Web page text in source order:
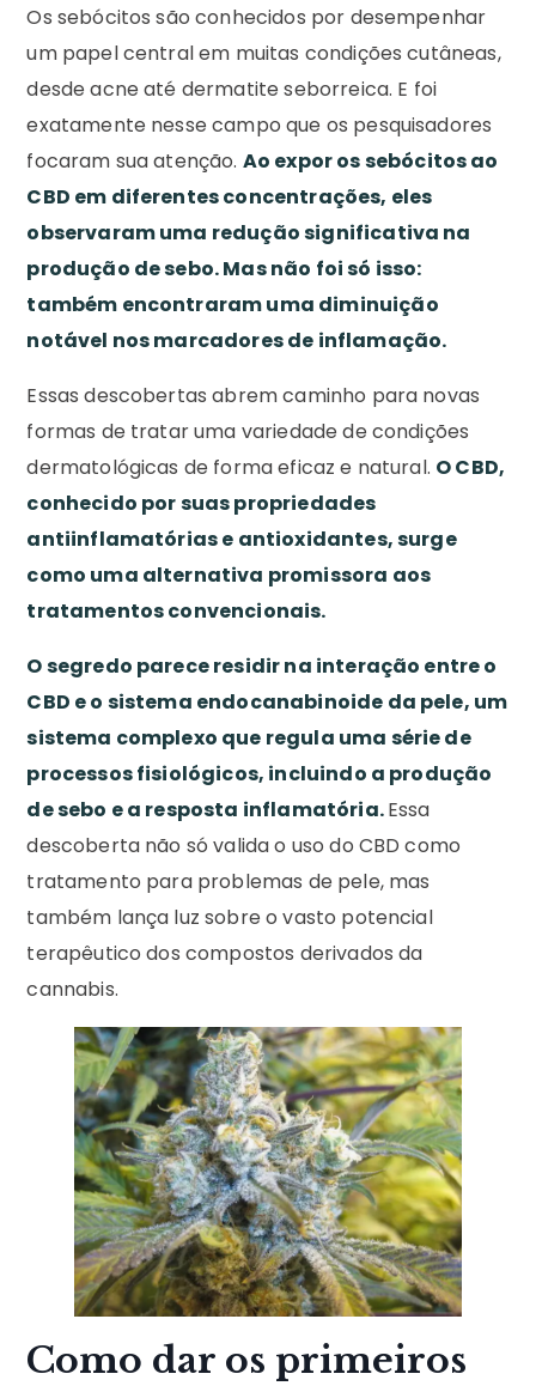
Os sebócitos são conhecidos por desempenhar
um papel central em muitas condições cutâneas,
desde acne até dermatite seborreica. E foi
exatamente nesse campo que os pesquisadores
focaram sua atenção. Ao expor os sebócitos ao
CBD em diferentes concentrações, eles
observaram uma redução significativa na
produção de sebo. Mas não foi só isso:
também encontraram uma diminuição
notável nos marcadores de inflamação.
Essas descobertas abrem caminho para novas
formas de tratar uma variedade de condições
dermatológicas de forma eficaz e natural. O CBD,
conhecido por suas propriedades
antiinflamatórias e antioxidantes, surge
como uma alternativa promissora aos
tratamentos convencionais.
O segredo parece residir na interação entre o
CBD e o sistema endocanabinoide da pele, um
sistema complexo que regula uma série de
processos fisiológicos, incluindo a produção
de sebo e a resposta inflamatória.Essa
descoberta não só valida o uso do CBD como
tratamento para problemas de pele, mas
também lança luz sobre o vasto potencial
terapêutico dos compostos derivados da
cannabis.
Como dar os primeiros